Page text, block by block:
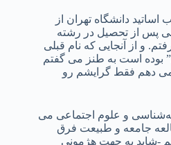
اساتید دانشگاه تهران از
پس از تحصیل در رشته
و از آنجایی که نام قبلی
بوده است به طنز می گفتم
دهم فقط گرایشم رو
و علوم اجتماعی می
جامعه و طبیعت فرق
-شاید به جهت هژمونی